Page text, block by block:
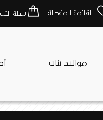
القائمة المفضلة سلة
مواليد بنات